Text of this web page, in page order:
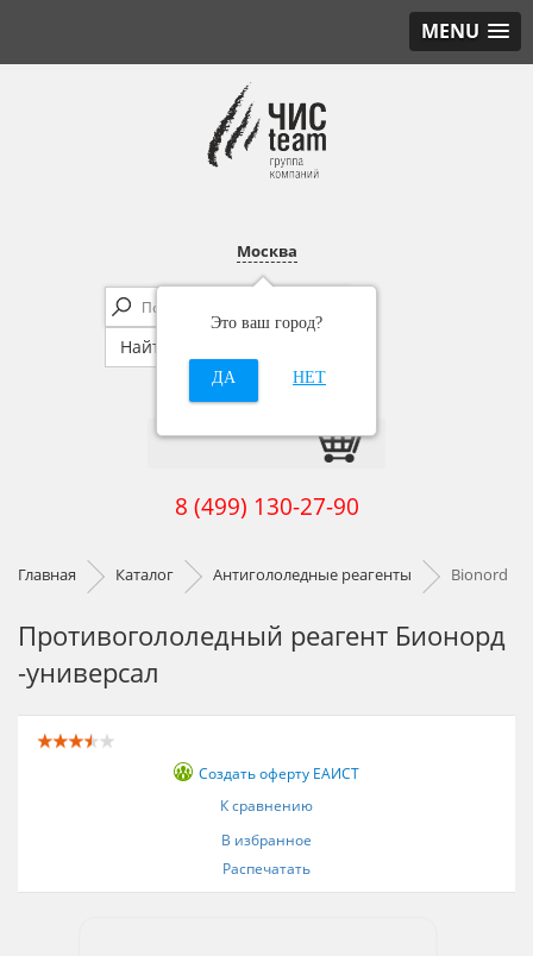
MENU
Москва
Это ваш город?
ДА НЕТ
8 (499) 130-27-90
Главная Каталог Антигололедные реагенты Bionord
Противогололедный реагент Бионорд
-универсал
Создать оферту ЕАИСТ
К сравнению
В избранное
Распечатать